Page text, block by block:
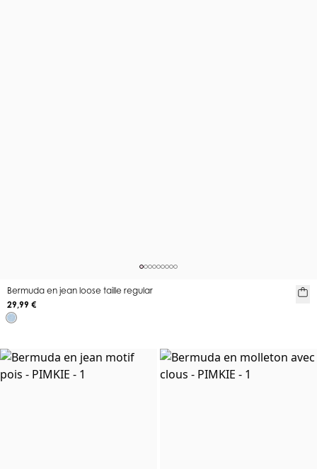
Bermuda en jean loose taille regular
29,99 €